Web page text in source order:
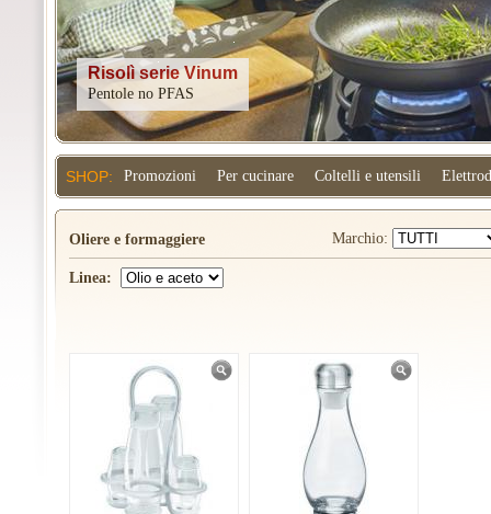
Kitchenaid
SHOP: Promozioni Per cucinare Coltelli e utensili
Oliere e formaggiere Marchio:
Linea: